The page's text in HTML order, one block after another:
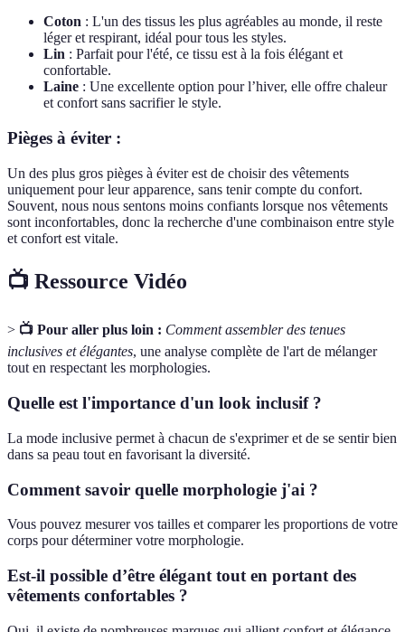
Coton : L'un des tissus les plus agréables au monde, il reste
léger et respirant, idéal pour tous les styles.
Lin : Parfait pour l'été, ce tissu est à la fois élégant et
confortable.
Laine : Une excellente option pour l’hiver, elle offre chaleur
et confort sans sacrifier le style.
Pièges à éviter :
Un des plus gros pièges à éviter est de choisir des vêtements
uniquement pour leur apparence, sans tenir compte du confort.
Souvent, nous nous sentons moins confiants lorsque nos vêtements
sont inconfortables, donc la recherche d'une combinaison entre style
et confort est vitale.
📺 Ressource Vidéo
> 📺 Pour aller plus loin : Comment assembler des tenues
inclusives et élégantes, une analyse complète de l'art de mélanger
tout en respectant les morphologies.
Quelle est l'importance d'un look inclusif ?
La mode inclusive permet à chacun de s'exprimer et de se sentir bien
dans sa peau tout en favorisant la diversité.
Comment savoir quelle morphologie j'ai ?
Vous pouvez mesurer vos tailles et comparer les proportions de votre
corps pour déterminer votre morphologie.
Est-il possible d’être élégant tout en portant des
vêtements confortables ?